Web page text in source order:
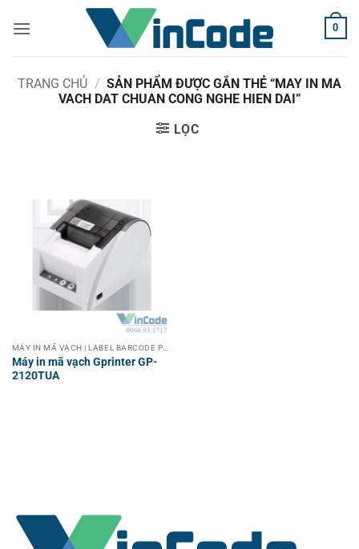
qua
0
TRANG CHỦ / SẢN PHẨM ĐƯỢC GẮN THẺ “MAY IN MA
VACH DAT CHUAN CONG NGHE HIEN DAI”
LỌC
Máy in mã vạch Gprinter GP-
2120TUA